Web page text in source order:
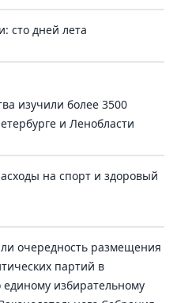
сто дней лета
изучили более 3500
и Ленобласти
на спорт и здоровый
очередность размещения
партий в
избирательному